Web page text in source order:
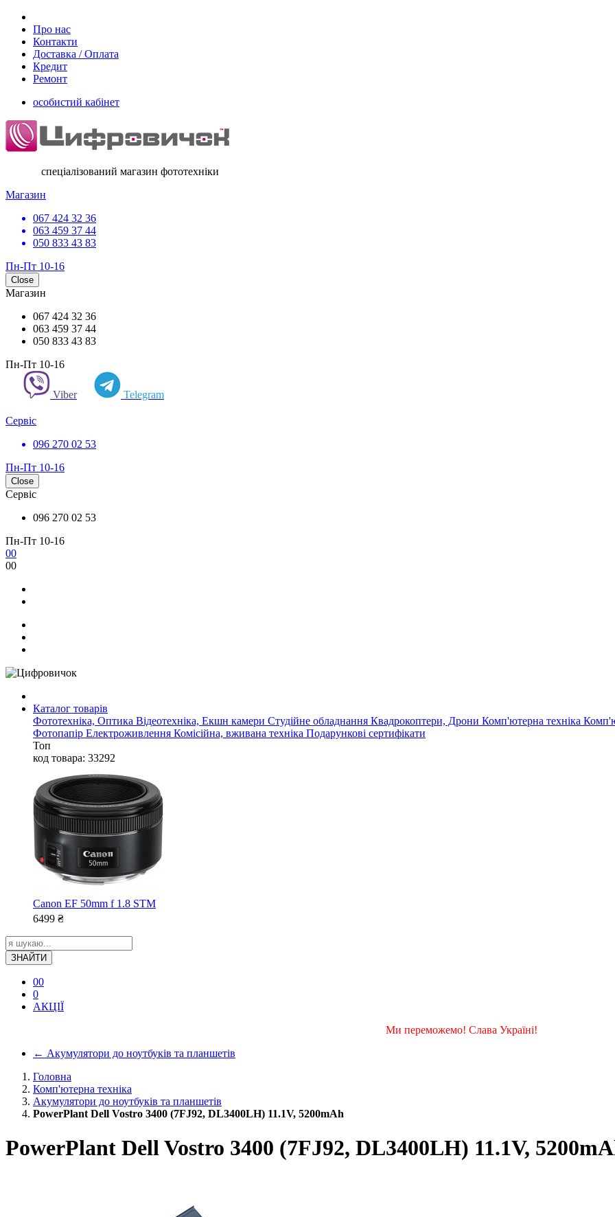
Про нас
Контакти
Доставка / Оплата
Кредит
Ремонт
особистий кабінет
спеціалізований магазин фототехніки
Магазин
067 424 32 36
063 459 37 44
050 833 43 83
Пн-Пт 10-16
Close
Магазин
067 424 32 36
063 459 37 44
050 833 43 83
Пн-Пт 10-16
Viber Telegram
Сервіс
096 270 02 53
Пн-Пт 10-16
Close
Сервіс
096 270 02 53
Пн-Пт 10-16
00
00
Каталог товарів
Фототехніка, Оптика Відеотехніка, Екшн камери Студійне обладнання Квадрокоптери, Дрони Комп'ютерна техніка
Фотопапір Електроживлення Комісійна, вживана техніка Подарункові сертифікати
Топ
код товара: 33292
Canon EF 50mm f 1.8 STM
6499 ₴
ЗНАЙТИ
00
0
АКЦІЇ
Ми переможемо! Слава Україні!
← Акумулятори до ноутбуків та планшетів
Головна
Комп'ютерна техніка
Акумулятори до ноутбуків та планшетів
PowerPlant Dell Vostro 3400 (7FJ92, DL3400LH) 11.1V, 5200mAh
PowerPlant Dell Vostro 3400 (7FJ92, DL3400LH) 11.1V,